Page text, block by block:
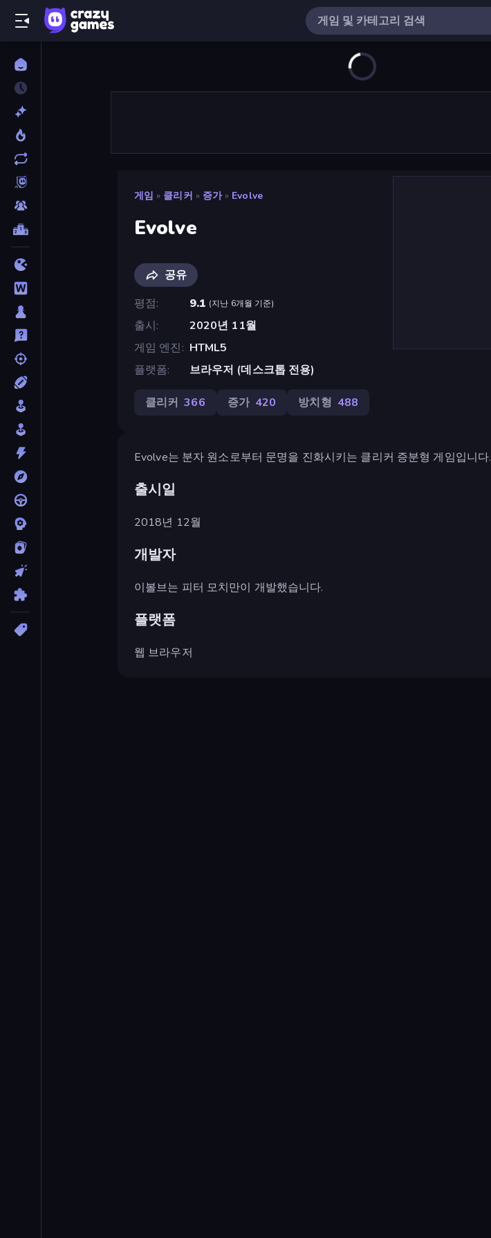
게임 » 클리커 » 증가 » Evolve
Evolve
공유
평점
9.1 (지난 6개월 기준)
출시
2020년 11월
게임 엔진
HTML5
플랫폼
브라우저 (데스크톱 전용)
클리커 366 증가 420 방치형 488
Evolve는 분자 원소로부터 문명을 진화시키는 클리커 증분형 게임입니다.
출시일
2018년 12월
개발자
이볼브는 피터 모치만이 개발했습니다.
플랫폼
웹 브라우저